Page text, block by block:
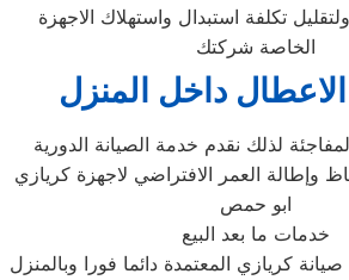
تكلفة استبدال واستهلاك الاجهزة
الخاصة شركتك
داخل المنزل
لذلك نقدم خدمة الصيانة الدورية
وإطالة العمر الافتراضي لاجهزة كريازي
ابو حمص
خدمات ما بعد البيع
كريازي المعتمدة دائما فورا وبالمنزل